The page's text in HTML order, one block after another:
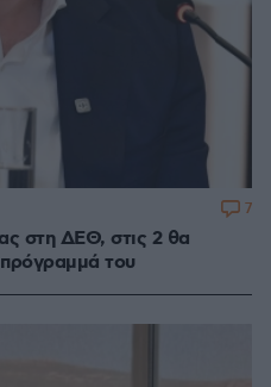
στη ΔΕΘ, στις 2 θα
πρόγραμμά του
7